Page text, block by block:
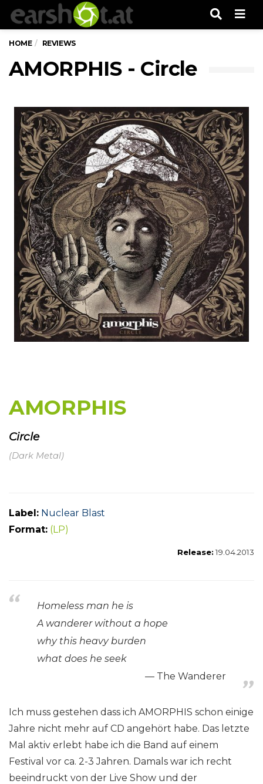
HOME REVIEWS
AMORPHIS - Circle
AMORPHIS
Circle
(Dark Metal)
Label: Nuclear Blast
Format: (LP)
Release:19.04.2013
Homeless man he is
A wanderer without a hope
why this heavy burden
what does he seek
The Wanderer
Ich muss gestehen dass ich AMORPHIS schon einige
Jahre nicht mehr auf CD angehört habe. Das letzte
Mal aktiv erlebt habe ich die Band auf einem
Festival vor ca. 2-3 Jahren. Damals war ich recht
beeindruckt von der Live Show und der